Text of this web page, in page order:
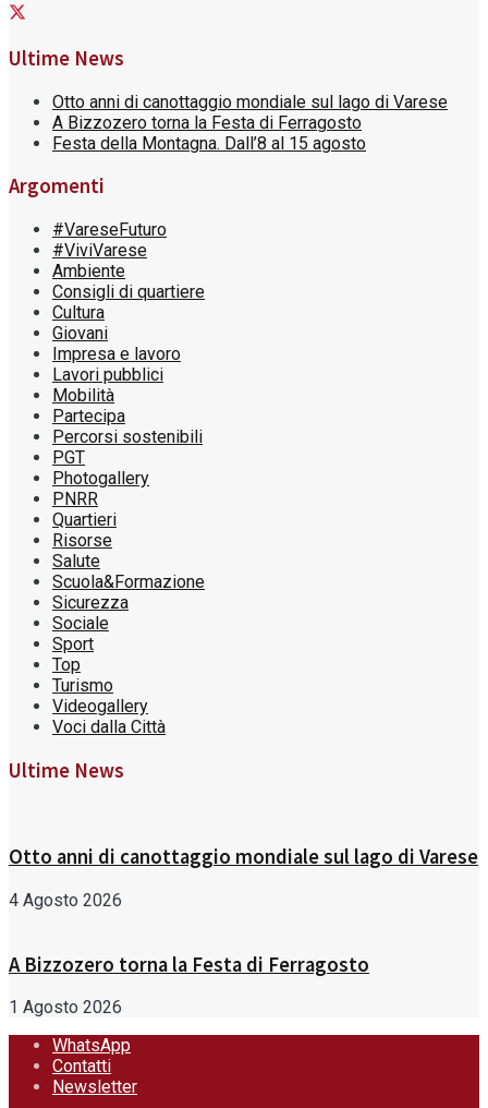
Ultime News
Otto anni di canottaggio mondiale sul lago di Varese
A Bizzozero torna la Festa di Ferragosto
Festa della Montagna. Dall’8 al 15 agosto
Argomenti
#VareseFuturo
#ViviVarese
Ambiente
Consigli di quartiere
Cultura
Giovani
Impresa e lavoro
Lavori pubblici
Mobilità
Partecipa
Percorsi sostenibili
PGT
Photogallery
PNRR
Quartieri
Risorse
Salute
Scuola&Formazione
Sicurezza
Sociale
Sport
Top
Turismo
Videogallery
Voci dalla Città
Ultime News
Otto anni di canottaggio mondiale sul lago di Varese
4 Agosto 2026
A Bizzozero torna la Festa di Ferragosto
1 Agosto 2026
WhatsApp
Contatti
Newsletter